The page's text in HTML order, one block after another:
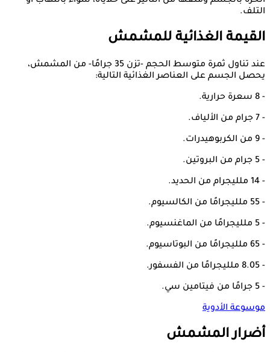
التلف.
القيمة الغذائية للمشمش
عند تناول ثمرة متوسط الحجم -تزن 35 جرامًا- من المشمش،
يحصل الجسم على العناصر الغذائية التالية:
- 8 سعرة حرارية.
- 7 جرام من الألياف.
- 9 من الكربوهيدرات.
- 5 جرام من البروتين.
- 14 ملليجرام من الحديد.
- 55 ملليجرامًا من الكالسيوم.
- 5 ملليجرامًا من الماغنسيوم.
- 65 ملليجرامًا من البوتاسيوم.
- 8.05 ملليجرامًا من الفسفور.
- 5 جرامًا من فيتامين سي.
موسوعة الأدوية
أضرار المشمش